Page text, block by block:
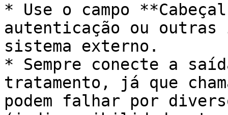
* Use o campo
autenticação ou outras
sistema externo.
* Sempre conecte a
tratamento, já que
podem falhar por